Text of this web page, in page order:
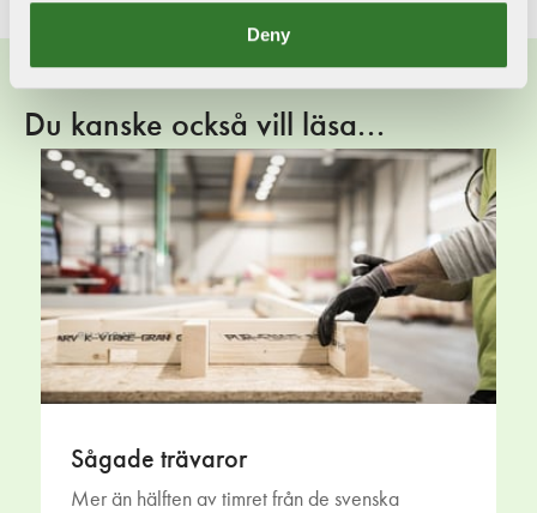
Deny
Du kanske också vill läsa...
Sågade trävaror
Mer än hälften av timret från de svenska